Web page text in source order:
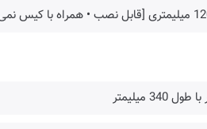
نمی‌باشد]
340 میلیمتر